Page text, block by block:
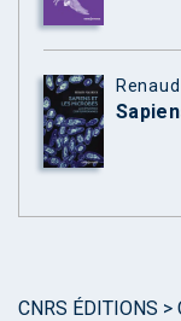
CNRS ÉDITIONS >